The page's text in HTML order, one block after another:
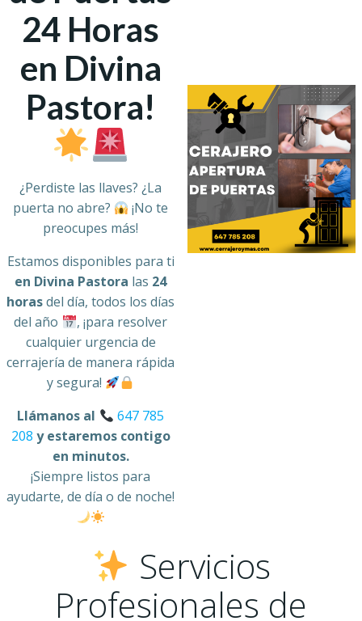
24 Horas
en Divina
Pastora!
¿Perdiste las llaves? ¿La
puerta no abre?
¡No te
preocupes más!
Estamos disponibles para ti
en Divina Pastora las 24
horasdel día, todos los días
del año
, ¡para resolver
cualquier urgencia de
cerrajería de manera rápida
y segura!
Llámanos al
647 785
208 y estaremos contigo
en minutos.
¡Siempre listos para
ayudarte, de día o de noche!
Servicios
Profesionales de